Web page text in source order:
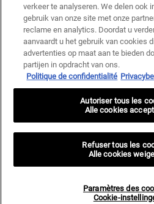
verkeer te analyseren. We delen ook
gebruik van onze site met onze
reclame en analytics. Doordat u
aanvaardt u het gebruik van cookies
advertenties op maat aan te bieden
partijen in opdracht van ons.
Politique de confidentialité
Paramètres des
Cookie-
Refuser tous les
Alle cookies
Autoriser tous les
Alle cookies